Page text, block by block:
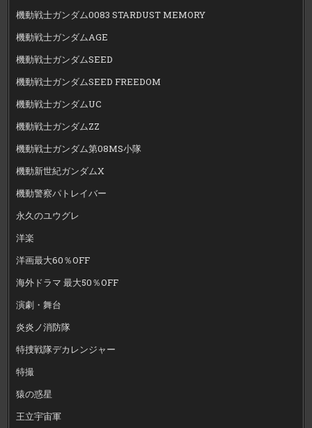
機動戦士ガンダム0083 STARDUST MEMORY
機動戦士ガンダムAGE
機動戦士ガンダムSEED
機動戦士ガンダムSEED FREEDOM
機動戦士ガンダムUC
機動戦士ガンダムZZ
機動戦士ガンダム第08MS小隊
機動新世紀ガンダムX
機動警察パトレイバー
永久のユウグレ
洋楽
洋画最大60％OFF
海外ドラマ 最大50％OFF
演劇・舞台
炎炎ノ消防隊
特捜戦隊デカレンジャー
特撮
猿の惑星
王立宇宙軍